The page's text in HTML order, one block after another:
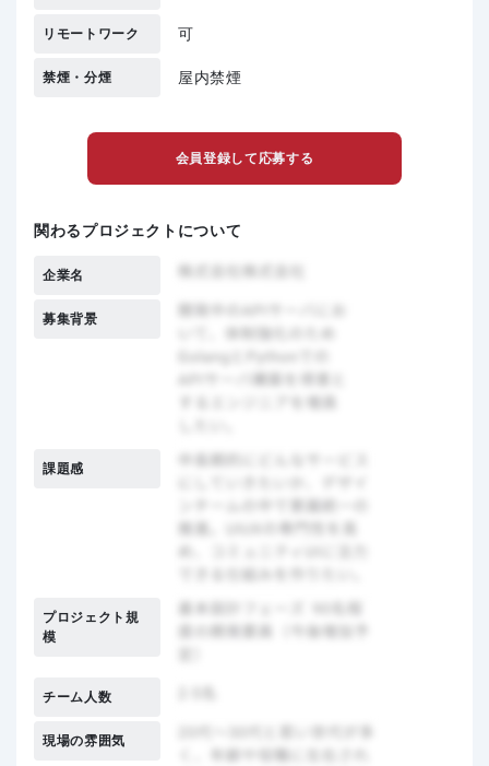
リモートワーク 可
禁煙・分煙 屋内禁煙
会員登録して応募する
関わるプロジェクトについて
企業名
募集背景
課題感
プロジェクト規
模
チーム人数
現場の雰囲気